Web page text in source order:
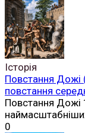
Історія
Повстання Дожі
повстання
Повстання Дожі
0